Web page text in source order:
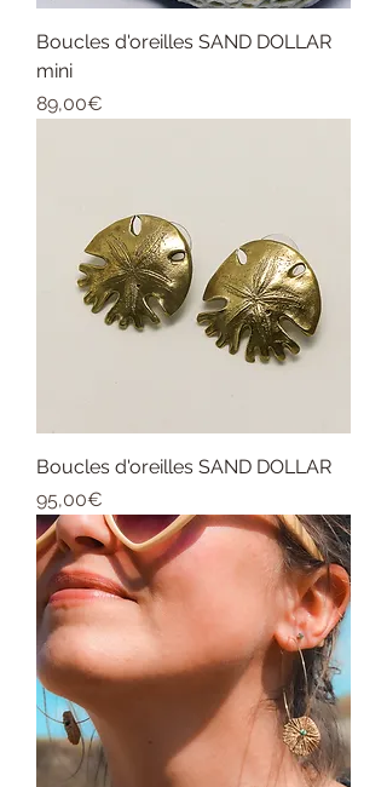
Boucles d'oreilles SAND DOLLAR
mini
Price
89,00€
Boucles d'oreilles SAND DOLLAR
Price
95,00€